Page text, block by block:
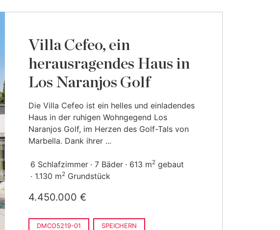
Villa Cefeo, ein
herausragendes Haus in
Los Naranjos Golf
Die Villa Cefeo ist ein helles und einladendes
Haus in der ruhigen Wohngegend Los
Naranjos Golf, im Herzen des Golf-Tals von
Marbella. Dank ihrer ...
6 Schlafzimmer 7 Bäder 613 m2 gebaut
1.130 m2 Grundstück
4.450.000 €
DMCO5219-01 SPEICHERN